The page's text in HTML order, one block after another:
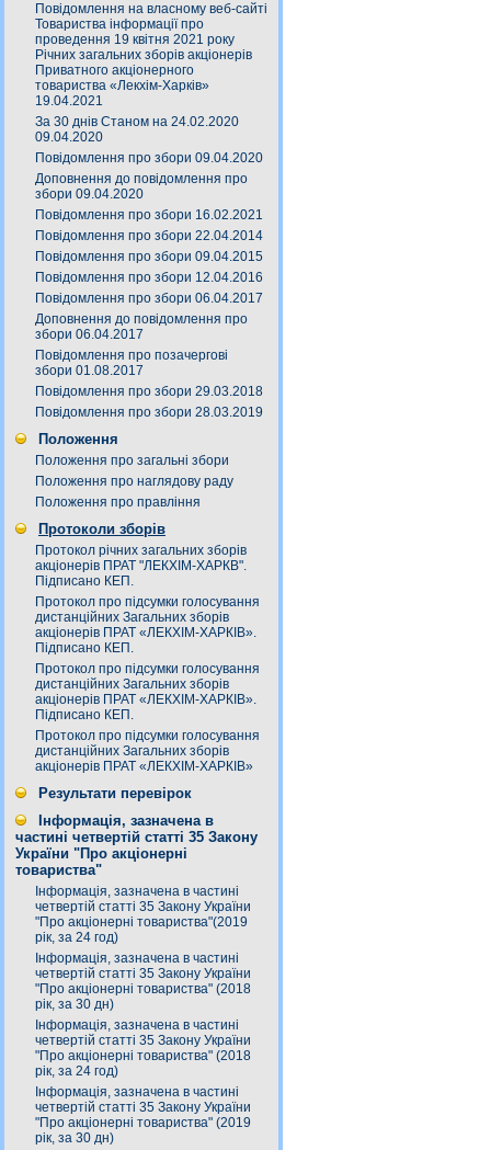
Повідомлення на власному веб-сайті
Товариства інформації про
проведення 19 квітня 2021 року
Річних загальних зборів акціонерів
Приватного акціонерного
товариства «Лекхім-Харків»
19.04.2021
За 30 днів Станом на 24.02.2020
09.04.2020
Повідомлення про збори 09.04.2020
Доповнення до повідомлення про
збори 09.04.2020
Повідомлення про збори 16.02.2021
Повідомлення про збори 22.04.2014
Повідомлення про збори 09.04.2015
Повідомлення про збори 12.04.2016
Повідомлення про збори 06.04.2017
Доповнення до повідомлення про
збори 06.04.2017
Повідомлення про позачергові
збори 01.08.2017
Повідомлення про збори 29.03.2018
Повідомлення про збори 28.03.2019
Положення
Положення про загальні збори
Положення про наглядову раду
Положення про правління
Протоколи зборів
Протокол річних загальних зборів
акціонерів ПРАТ "ЛЕКХІМ-ХАРКВ".
Підписано КЕП.
Протокол про підсумки голосування
дистанційних Загальних зборів
акціонерів ПРАТ «ЛЕКХІМ-ХАРКІВ».
Підписано КЕП.
Протокол про підсумки голосування
дистанційних Загальних зборів
акціонерів ПРАТ «ЛЕКХІМ-ХАРКІВ».
Підписано КЕП.
Протокол про підсумки голосування
дистанційних Загальних зборів
акціонерів ПРАТ «ЛЕКХІМ-ХАРКІВ»
Результати перевірок
Інформація, зазначена в
частині четвертій статті 35 Закону
України "Про акціонерні
товариства"
Інформація, зазначена в частині
четвертій статті 35 Закону України
"Про акціонерні товариства"(2019
рік, за 24 год)
Інформація, зазначена в частині
четвертій статті 35 Закону України
"Про акціонерні товариства" (2018
рік, за 30 дн)
Інформація, зазначена в частині
четвертій статті 35 Закону України
"Про акціонерні товариства" (2018
рік, за 24 год)
Інформація, зазначена в частині
четвертій статті 35 Закону України
"Про акціонерні товариства" (2019
рік, за 30 дн)